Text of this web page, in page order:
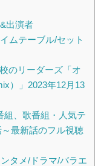
出演者
ムテーブル/セット
のリーダーズ「オ
）」2023年12月13
組、歌番組・人気テ
最新話のフル視聴
タメ/ドラマ/バラエ